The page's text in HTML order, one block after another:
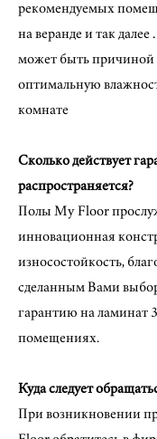
рекомендуемых
на веранде и так
может быть причиной
оптимальную
комнате
Сколько действует
распространяется?
Полы My Floor
инновационная
износостойкость,
сделанным Вами
гарантию на ламинат
помещениях.
Куда следует
При возникновении